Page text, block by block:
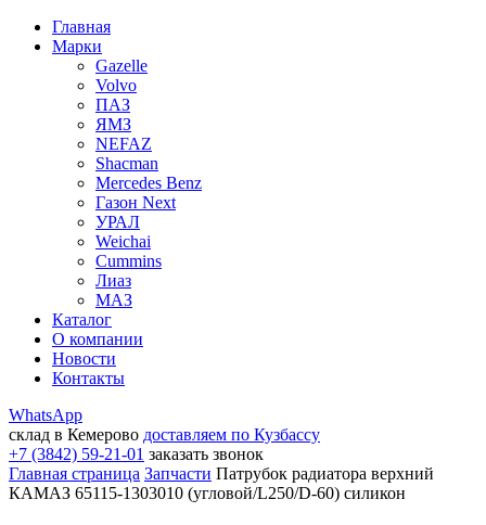
Главная
Марки
Gazelle
Volvo
ПАЗ
ЯМЗ
NEFAZ
Shacman
Mercedes Benz
Газон Next
УРАЛ
Weichai
Cummins
Лиаз
МАЗ
Каталог
О компании
Новости
Контакты
WhatsApp
склад в Кемерово доставляем по Кузбассу
+7 (3842) 59-21-01 заказать звонок
Главная страница Запчасти Патрубок радиатора верхний
КАМАЗ 65115-1303010 (угловой/L250/D-60) силикон